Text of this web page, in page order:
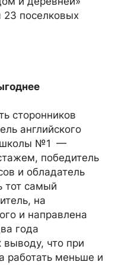
23 поселковых
сторонников
английского
школы №1 —
победитель
и обладатель
тот самый
на
и направлена
года
что при
работать меньше и